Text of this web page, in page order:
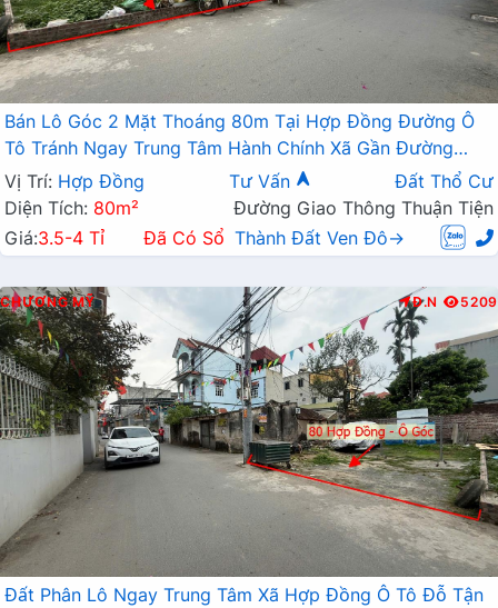
Bán Lô Góc 2 Mặt Thoáng 80m Tại Hợp Đồng Đường Ô
Tô Tránh Ngay Trung Tâm Hành Chính Xã Gần Đường
TL419
Vị Trí: Hợp Đồng Tư Vấn
Đất Thổ Cư
Diện Tích: 80m²
Đường Giao Thông Thuận Tiện
Giá:3.5-4 Tỉ Đã Có Sổ Thành Đất Ven Đô→
CHƯƠNG MỸ Đ.N 5209
Đất Phân Lô Ngay Trung Tâm Xã Hợp Đồng Ô Tô Đỗ Tận